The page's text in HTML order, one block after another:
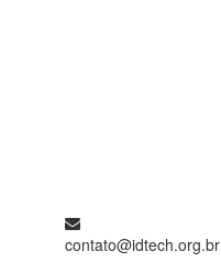
contato@idtech.org.br